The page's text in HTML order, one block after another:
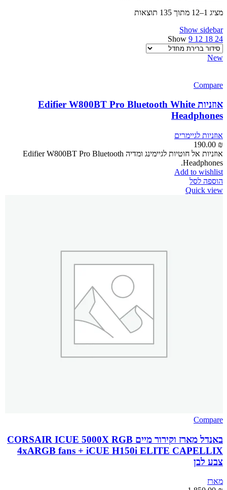
מציג 1–12 מתוך 135 תוצאות
Show sidebar
Show 9 12 18 24
New
Compare
אוזניות Edifier W800BT Pro Bluetooth White
Headphones
אוזניות לגיימרים
190.00 ₪
אוזניות אל חוטיות לגיימינג ומדיה Edifier W800BT Pro Bluetooth
Headphones.
Add to wishlist
הוספה לסל
Quick view
Compare
באנדל מארז וקירור מיים CORSAIR ICUE 5000X RGB
4xARGB fans + iCUE H150i ELITE CAPELLIX
צבע לבן
מארז